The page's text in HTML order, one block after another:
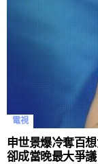
電視
申世景爆冷奪百
卻成當晚最大爭議